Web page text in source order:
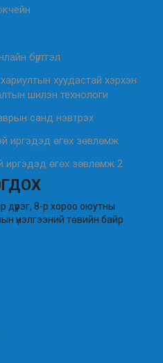
бүртгэл
хуудастай хэрхэн
шилэн технологи
санд нэвтрэх
иргэдэд өгөх зөвлөмж
иргэдэд өгөх зөвлөмж 2
дүүрэг, 8-р хороо оюутны
үнэлгээний төвийн байр